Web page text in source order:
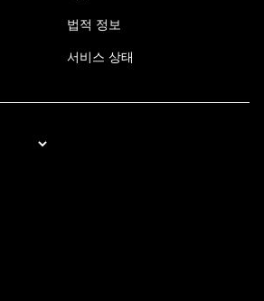
법적 정보
서비스 상태